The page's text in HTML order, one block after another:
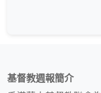
基督教週報簡介